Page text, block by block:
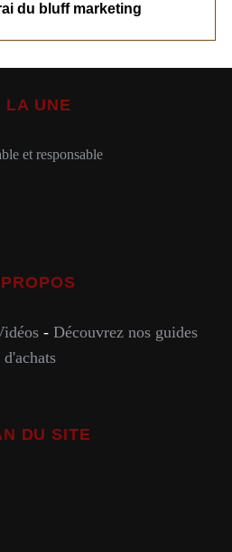
du bluff marketing
LA UNE
et responsable
- Découvrez nos guides
d'achats
DU SITE